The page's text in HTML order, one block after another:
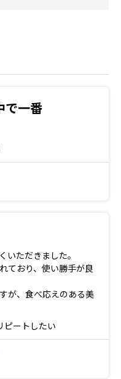
で一番
いただきました。
ており、使い勝手が良
が、食べ応えのある美
ピートしたい